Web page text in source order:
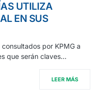
UTILIZA
EN SUS
por KPMG a
que serán claves…
LEER MÁS